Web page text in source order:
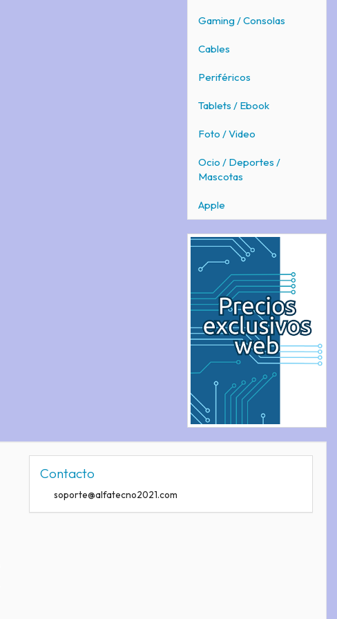
Gaming / Consolas
Cables
Periféricos
Tablets / Ebook
Foto / Video
Ocio / Deportes /
Mascotas
Apple
Contacto
soporte@alfatecno2021.com